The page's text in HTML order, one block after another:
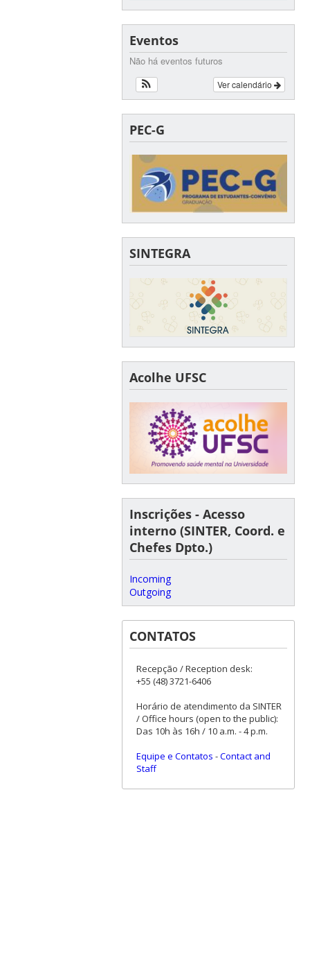
Eventos
Não há eventos futuros
Ver calendário
PEC-G
SINTEGRA
Acolhe UFSC
Inscrições - Acesso
interno (SINTER, Coord. e
Chefes Dpto.)
Incoming
Outgoing
CONTATOS
Recepção / Reception desk:
+55 (48) 3721-6406
Horário de atendimento da SINTER
/ Office hours (open to the public):
Das 10h às 16h / 10 a.m. - 4 p.m.
Equipe e Contatos -Contact and
Staff